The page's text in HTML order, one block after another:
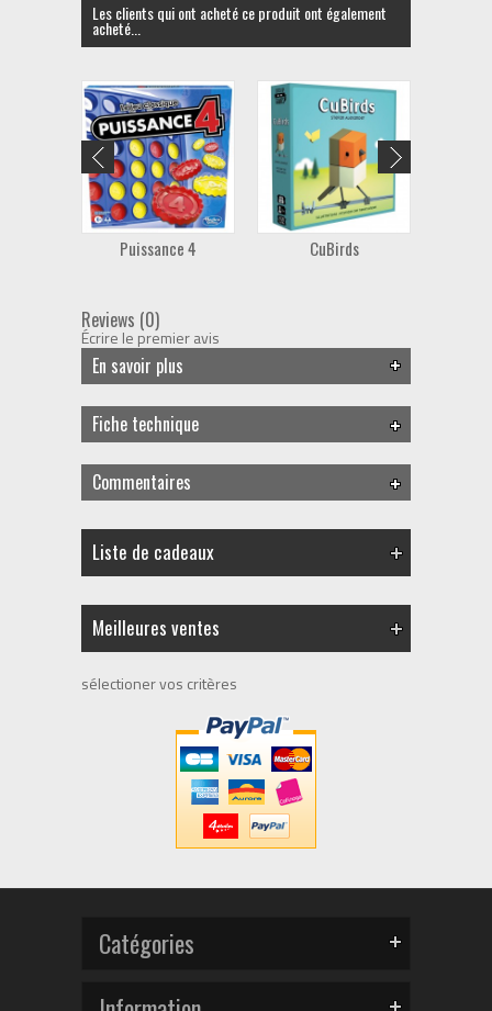
Les clients qui ont acheté ce produit ont également
acheté...
Puissance 4 CuBirds
Reviews (0)
Écrire le premier avis
En savoir plus
Fiche technique
Commentaires
Liste de cadeaux
Meilleures ventes
sélectioner vos critères
Catégories